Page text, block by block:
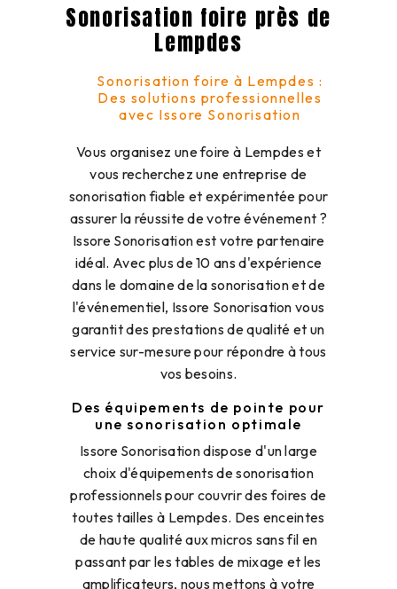
Sonorisation foire près de
Lempdes
Sonorisation foire à Lempdes :
Des solutions professionnelles
avec Issore Sonorisation
Vous organisez une foire à Lempdes et
vous recherchez une entreprise de
sonorisation fiable et expérimentée pour
assurer la réussite de votre événement ?
Issore Sonorisation est votre partenaire
idéal. Avec plus de 10 ans d'expérience
dans le domaine de la sonorisation et de
l'événementiel, Issore Sonorisation vous
garantit des prestations de qualité et un
service sur-mesure pour répondre à tous
vos besoins.
Des équipements de pointe pour
une sonorisation optimale
Issore Sonorisation dispose d'un large
choix d'équipements de sonorisation
professionnels pour couvrir des foires de
toutes tailles à Lempdes. Des enceintes
de haute qualité aux micros sans fil en
passant par les tables de mixage et les
amplificateurs, nous mettons à votre